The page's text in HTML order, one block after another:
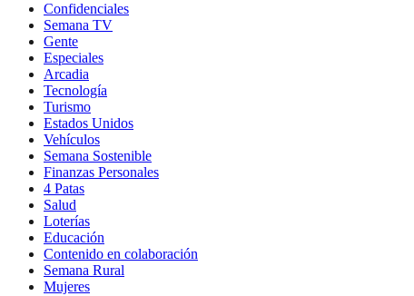
Confidenciales
Semana TV
Gente
Especiales
Arcadia
Tecnología
Turismo
Estados Unidos
Vehículos
Semana Sostenible
Finanzas Personales
4 Patas
Salud
Loterías
Educación
Contenido en colaboración
Semana Rural
Mujeres